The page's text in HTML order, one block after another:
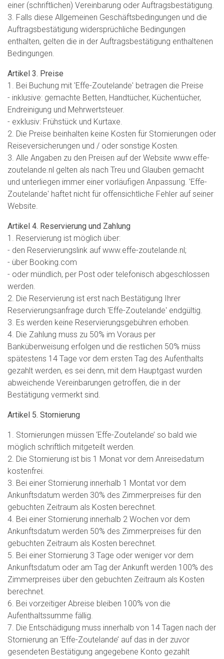
einer (schriftlichen) Vereinbarung oder Auftragsbestätigung.
3. Falls diese Allgemeinen Geschäftsbedingungen und die
Auftragsbestätigung widersprüchliche Bedingungen
enthalten, gelten die in der Auftragsbestätigung enthaltenen
Bedingungen.
Artikel 3. Preise
1. Bei Buchung mit 'Effe-Zoutelande' betragen die Preise
- inklusive: gemachte Betten, Handtücher, Küchentücher,
Endreinigung und Mehrwertsteuer.
- exklusiv: Frühstück und Kurtaxe.
2. Die Preise beinhalten keine Kosten für Stornierungen oder
Reiseversicherungen und / oder sonstige Kosten.
3. Alle Angaben zu den Preisen auf der Website www.effe-
zoutelande.nl gelten als nach Treu und Glauben gemacht
und unterliegen immer einer vorläufigen Anpassung. 'Effe-
Zoutelande' haftet nicht für offensichtliche Fehler auf seiner
Website.
Artikel 4. Reservierung und Zahlung
1. Reservierung ist möglich über:
- den Reservierungslink auf www.effe-zoutelande.nl;
- über Booking.com
- oder mündlich, per Post oder telefonisch abgeschlossen
werden.
2. Die Reservierung ist erst nach Bestätigung Ihrer
Reservierungsanfrage durch 'Effe-Zoutelande' endgültig.
3. Es werden keine Reservierungsgebühren erhoben.
4. Die Zahlung muss zu 50% im Voraus per
Banküberweisung erfolgen und die restlichen 50% müss
spätestens 14 Tage vor dem ersten Tag des Aufenthalts
gezahlt werden, es sei denn, mit dem Hauptgast wurden
abweichende Vereinbarungen getroffen, die in der
Bestätigung vermerkt sind.
Artikel 5. Stornierung
1. Stornierungen müssen ‘Effe-Zoutelande’ so bald wie
möglich schriftlich mitgeteilt werden.
2. Die Stornierung ist bis 1 Monat vor dem Anreisedatum
kostenfrei.
3. Bei einer Stornierung innerhalb 1 Montat vor dem
Ankunftsdatum werden 30% des Zimmerpreises für den
gebuchten Zeitraum als Kosten berechnet.
4. Bei einer Stornierung innerhalb 2 Wochen vor dem
Ankunftsdatum werden 50% des Zimmerpreises für den
gebuchten Zeitraum als Kosten berechnet.
5. Bei einer Stornierung 3 Tage oder weniger vor dem
Ankunftsdatum oder am Tag der Ankunft werden 100% des
Zimmerpreises über den gebuchten Zeitraum als Kosten
berechnet.
6. Bei vorzeitiger Abreise bleiben 100% von die
Aufenthaltssumme fällig.
7. Die Entschädigung muss innerhalb von 14 Tagen nach der
Stornierung an ‘Effe-Zoutelande’ auf das in der zuvor
gesendeten Bestätigung angegebene Konto gezahlt